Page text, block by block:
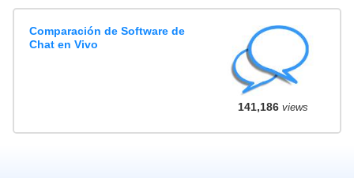
Comparación de Software de
Chat en Vivo
141,186views